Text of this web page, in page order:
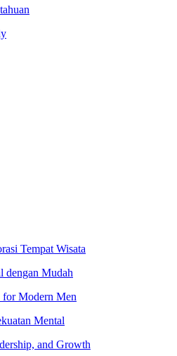
Tempat Wisata
dengan Mudah
Modern Men
Mental
and Growth